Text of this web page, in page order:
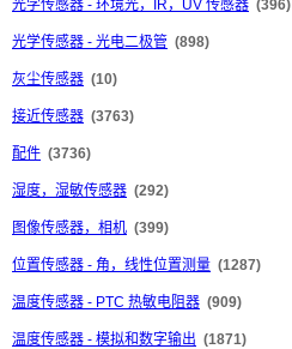
光学传感器 - 环境光，IR，UV 传感器 (396)
光学传感器 - 光电二极管 (898)
灰尘传感器 (10)
接近传感器 (3763)
配件 (3736)
湿度，湿敏传感器 (292)
图像传感器，相机 (399)
位置传感器 - 角，线性位置测量 (1287)
温度传感器 - PTC 热敏电阻器 (909)
温度传感器 - 模拟和数字输出 (1871)